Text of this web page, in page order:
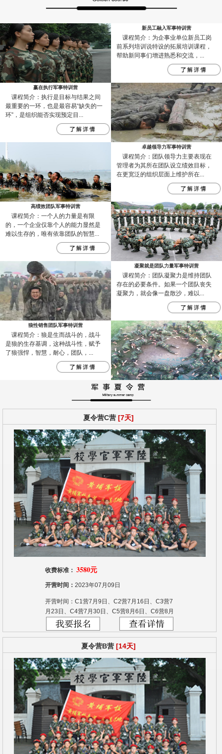
新员工融入军事特训营
课程简介：为企事业单位新员工岗
前系列培训说特设的拓展培训课程，
帮助新同事们增进熟悉和交流，...
赢在执行军事特训营
课程简介：执行是目标与结果之间
最重要的一环，也是最容易“缺失的一
环”，是组织能否实现预定目...
卓越领导力军事特训营
课程简介：团队领导力主要表现在
管理者为其所在团队设立绩效目标，
在更宽泛的组织层面上维护所在...
高绩效团队军事特训营
课程简介：一个人的力量是有限
的，一个企业仅靠个人的能力显然是
难以生存的，唯有依靠团队的智慧...
凝聚就是团队力量军事特训营
课程简介：团队凝聚力是维持团队
存在的必要条件。如果一个团队丧失
凝聚力，就会像一盘散沙，难以...
狼性销售团队军事特训营
课程简介：狼是生而战斗的，战斗
是狼的生存基调，这种战斗性，赋予
了狼强悍，智慧，耐心，团队，...
夏令营C营[7天]
收费标准： 3580元
开营时间：2023年07月09日
开营时间：C1营7月9日、C2营7月16日、C3营7
月23日、C4营7月30日、C5营8月6日、C6营8月
13日、C7营8月20日
夏令营B营[14天]